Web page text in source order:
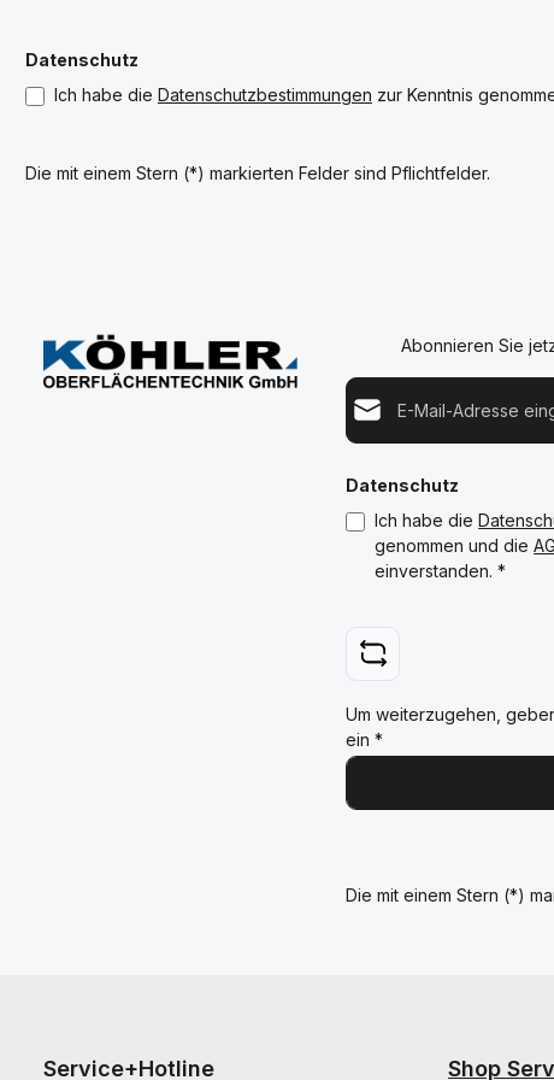
Datenschutz
Ich habe die Datenschutzbestimmungen zur Kenntnis
Die mit einem Stern (*) markierten Felder sind Pflichtfelder.
Abonnieren Sie
E-Mail-Adresse*
Datenschutz
Ich habe die
genommen und die
einverstanden.*
Um weiterzugehen,
ein*
Die mit einem Stern (*)
Service+Hotline Shop